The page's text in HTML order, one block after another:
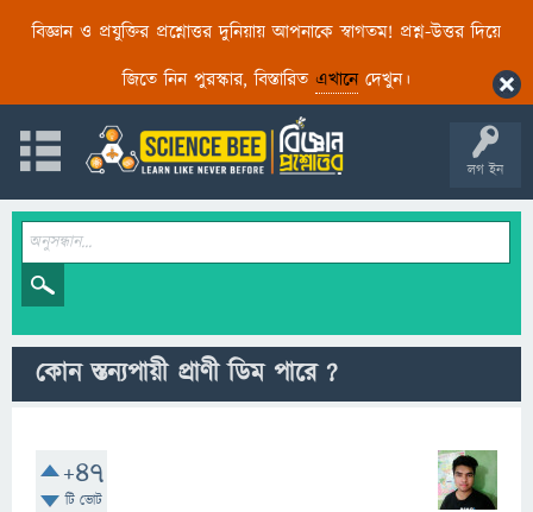
বিজ্ঞান ও প্রযুক্তির প্রশ্নোত্তর দুনিয়ায় আপনাকে স্বাগতম! প্রশ্ন-উত্তর দিয়ে
জিতে নিন পুরস্কার, বিস্তারিত এখানেদেখুন।
লগ ইন
কোন স্তন্যপায়ী প্রাণী ডিম পারে ?
+47
টি ভোট